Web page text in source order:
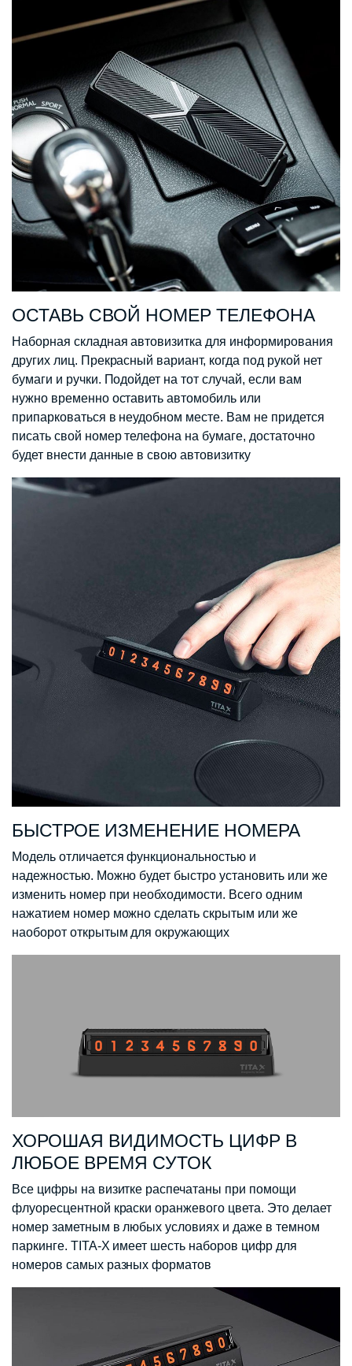
ОСТАВЬ СВОЙ НОМЕР ТЕЛЕФОНА
Наборная складная автовизитка для информирования
других лиц. Прекрасный вариант, когда под рукой нет
бумаги и ручки. Подойдет на тот случай, если вам
нужно временно оставить автомобиль или
припарковаться в неудобном месте. Вам не придется
писать свой номер телефона на бумаге, достаточно
будет внести данные в свою автовизитку
БЫСТРОЕ ИЗМЕНЕНИЕ НОМЕРА
Модель отличается функциональностью и
надежностью. Можно будет быстро установить или же
изменить номер при необходимости. Всего одним
нажатием номер можно сделать скрытым или же
наоборот открытым для окружающих
ХОРОШАЯ ВИДИМОСТЬ ЦИФР В
ЛЮБОЕ ВРЕМЯ СУТОК
Все цифры на визитке распечатаны при помощи
флуоресцентной краски оранжевого цвета. Это делает
номер заметным в любых условиях и даже в темном
паркинге. TITA-X имеет шесть наборов цифр для
номеров самых разных форматов